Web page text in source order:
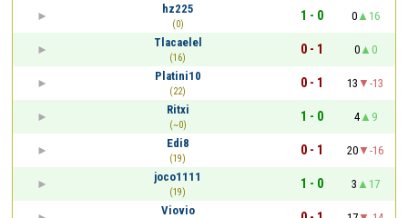
hz225
(0)
1 - 0 0
16
Tlacaelel
(16)
0 - 1 0
0
Platini10
(22)
0 - 1 13
-13
Ritxi
(~0)
1 - 0 4
9
Edi8
(19)
0 - 1 20
-16
joco1111
(19)
1 - 0 3
17
Viovio